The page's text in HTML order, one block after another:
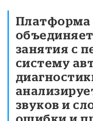
Платформа
занятия с
систему
звуков и
ошибки и